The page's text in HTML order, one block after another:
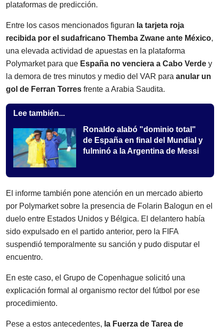
plataformas de predicción.
Entre los casos mencionados figuran la tarjeta roja
recibida por el sudafricano Themba Zwane ante México,
una elevada actividad de apuestas en la plataforma
Polymarket para que España no venciera a Cabo Verde y
la demora de tres minutos y medio del VAR para anular un
gol de Ferran Torres frente a Arabia Saudita.
Lee también...
Ronaldo alabó "dominio total"
de España en final del Mundial y
fulminó a la Argentina de Messi
El informe también pone atención en un mercado abierto
por Polymarket sobre la presencia de Folarin Balogun en el
duelo entre Estados Unidos y Bélgica. El delantero había
sido expulsado en el partido anterior, pero la FIFA
suspendió temporalmente su sanción y pudo disputar el
encuentro.
En este caso, el Grupo de Copenhague solicitó una
explicación formal al organismo rector del fútbol por ese
procedimiento.
Pese a estos antecedentes, la Fuerza de Tarea de